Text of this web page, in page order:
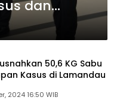
dan
Resmi
50,6 KG Sabu
Kasus di Lamandau
2024 16:50 WIB